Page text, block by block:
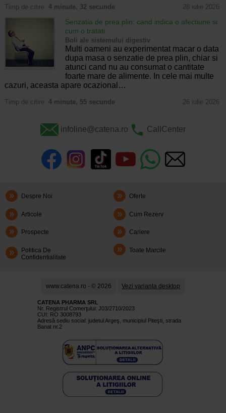
Timp de citire: 4 minute, 32 secunde 28 iulie 2026
Senzatia de prea plin: cand indica o afectiune si
cum o tratati
Boli ale sistemului digestiv
Multi oameni au experimentat macar o data
dupa masa o senzatie de prea plin, chiar si
atunci cand nu au consumat o cantitate
foarte mare de alimente. In cele mai multe
cazuri, aceasta apare ocazional…
Timp de citire: 4 minute, 55 secunde 26 iulie 2026
infoline@catena.ro CallCenter
Despre Noi Oferte
Articole Cum Rezerv
Prospecte Cariere
Politica De
Confidentialitate
Toate Marcile
www.catena.ro - © 2026 Vezi varianta desktop
CATENA PHARMA SRL
Nr. Registrul Comerţului: J03/2710/2023
CUI: RO 3008793
Adresă sediu social: judetul Argeş, municipiul Piteşti, strada
Banat nr.2